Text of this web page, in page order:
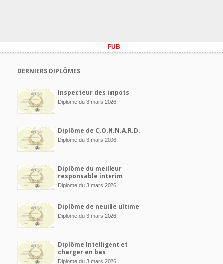
PUB
DERNIERS DIPLÔMES
Inspecteur des impots
Diplome du 3 mars 2026
Diplôme de C.O.N.N.A.R.D.
Diplome du 3 mars 2006
Diplôme du meilleur
responsable interim
Diplome du 3 mars 2026
Diplôme de neuille ultime
Diplome du 3 mars 2026
Diplôme Intelligent et
charger en bas
Diplome du 3 mars 2026